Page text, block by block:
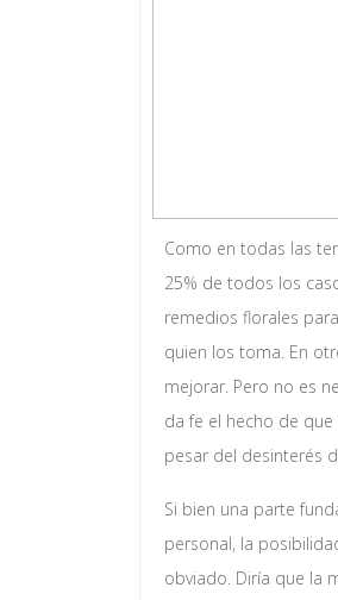
Como en todas las
25% de todos los
remedios florales
quien los toma. En
mejorar. Pero no es
da fe el hecho de
pesar del desinterés
Si bien una parte
personal, la
obviado. Diría que la